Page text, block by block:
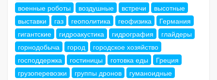
военные роботы
воздушные встречи
высотные
выставки
газ геополитика геофизика
Германия
гигантские
гидроакустика гидрография
глайдеры
горнодобыча
город
городское хозяйство
господдержка
гостиницы готовка еды
Греция
грузоперевозки
группы дронов
гуманоидные